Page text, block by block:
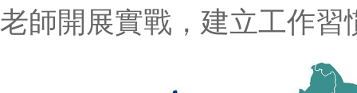
老師開展實戰，建立工作習